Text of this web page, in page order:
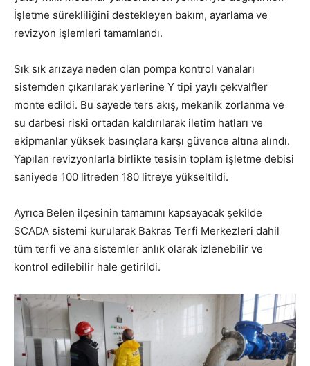
İşletme sürekliliğini destekleyen bakım, ayarlama ve
revizyon işlemleri tamamlandı.
Sık sık arızaya neden olan pompa kontrol vanaları
sistemden çıkarılarak yerlerine Y tipi yaylı çekvalfler
monte edildi. Bu sayede ters akış, mekanik zorlanma ve
su darbesi riski ortadan kaldırılarak iletim hatları ve
ekipmanlar yüksek basınçlara karşı güvence altına alındı.
Yapılan revizyonlarla birlikte tesisin toplam işletme debisi
saniyede 100 litreden 180 litreye yükseltildi.
Ayrıca Belen ilçesinin tamamını kapsayacak şekilde
SCADA sistemi kurularak Bakras Terfi Merkezleri dahil
tüm terfi ve ana sistemler anlık olarak izlenebilir ve
kontrol edilebilir hale getirildi.